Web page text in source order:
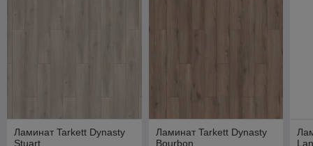
Ламинат Tarkett Dynasty
Stuart
Ламинат Tarkett Dynasty
Bourbon